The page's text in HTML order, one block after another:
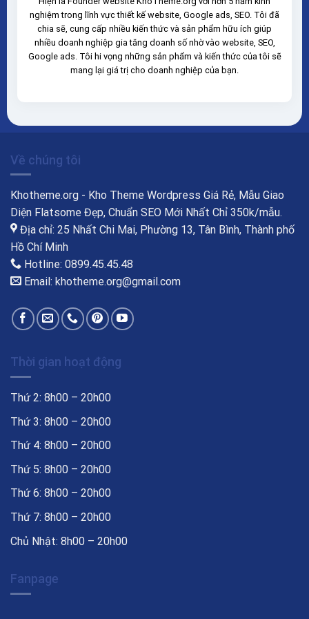
nghiệm trong lĩnh vực thiết kế website, Google ads, SEO. Tôi đã
chia sẽ, cung cấp nhiều kiến thức và sản phẩm hữu ích giúp
nhiều doanh nghiệp gia tăng doanh số nhờ vào website, SEO,
Google ads. Tôi hi vọng những sản phẩm và kiến thức của tôi sẽ
mang lại giá trị cho doanh nghiệp của bạn.
Về chúng tôi
Khotheme.org - Kho Theme Wordpress Giá Rẻ, Mẫu Giao
Diện Flatsome Đẹp, Chuẩn SEO Mới Nhất Chỉ 350k/mẫu.
Địa chỉ: 25 Nhất Chi Mai, Phường 13, Tân Bình, Thành phố
Hồ Chí Minh
Hotline: 0899.45.45.48
Email: khotheme.org@gmail.com
Thời gian hoạt động
Thứ 2: 8h00 – 20h00
Thứ 3: 8h00 – 20h00
Thứ 4: 8h00 – 20h00
Thứ 5: 8h00 – 20h00
Thứ 6: 8h00 – 20h00
Thứ 7: 8h00 – 20h00
Chủ Nhật: 8h00 – 20h00
Fanpage